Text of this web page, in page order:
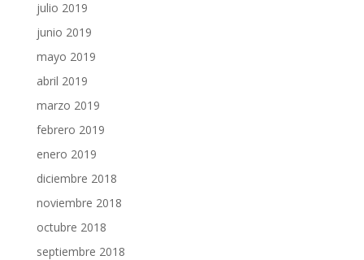
julio 2019
junio 2019
mayo 2019
abril 2019
marzo 2019
febrero 2019
enero 2019
diciembre 2018
noviembre 2018
octubre 2018
septiembre 2018